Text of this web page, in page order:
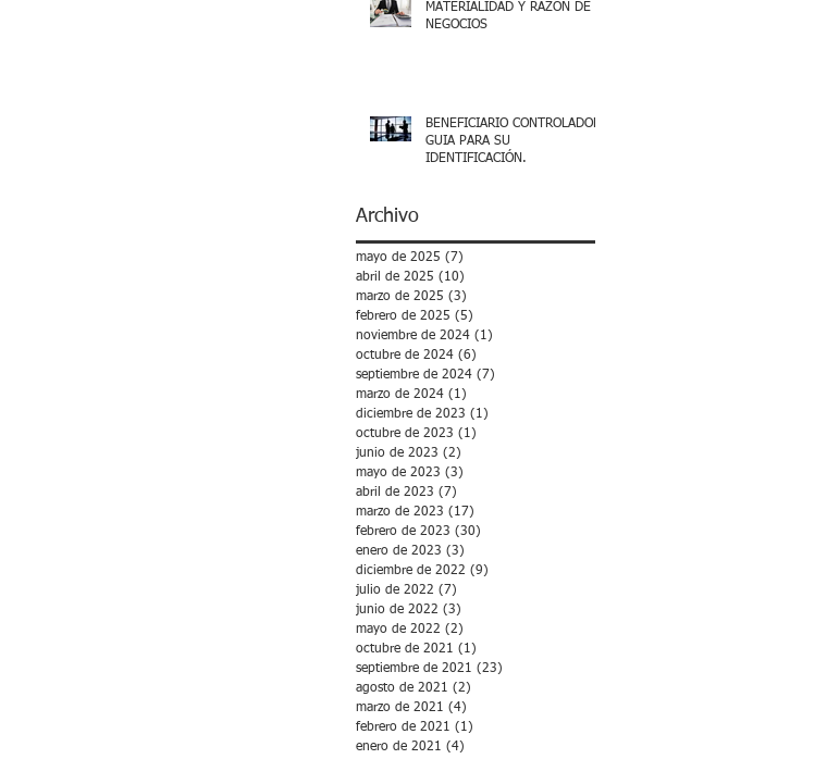
MATERIALIDAD Y RAZON DE
NEGOCIOS
BENEFICIARIO CONTROLADOR,
GUIA PARA SU
IDENTIFICACIÓN.
Archivo
mayo de 2025 (7)
abril de 2025 (10)
marzo de 2025 (3)
febrero de 2025 (5)
noviembre de 2024 (1)
octubre de 2024 (6)
septiembre de 2024 (7)
marzo de 2024 (1)
diciembre de 2023 (1)
octubre de 2023 (1)
junio de 2023 (2)
mayo de 2023 (3)
abril de 2023 (7)
marzo de 2023 (17)
febrero de 2023 (30)
enero de 2023 (3)
diciembre de 2022 (9)
julio de 2022 (7)
junio de 2022 (3)
mayo de 2022 (2)
octubre de 2021 (1)
septiembre de 2021 (23)
agosto de 2021 (2)
marzo de 2021 (4)
febrero de 2021 (1)
enero de 2021 (4)